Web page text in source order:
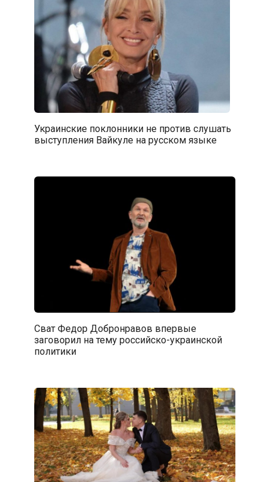
Украинские поклонники не против слушать
выступления Вайкуле на русском языке
Сват Федор Добронравов впервые
заговорил на тему российско-украинской
политики